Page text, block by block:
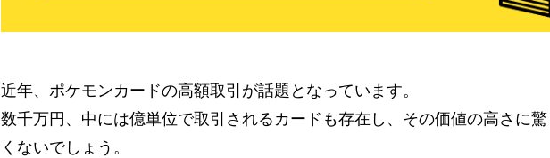
近年、ポケモンカードの高額取引が話題となっています。
数千万円、中には億単位で取引されるカードも存在し、その価値の高さに
くないでしょう。